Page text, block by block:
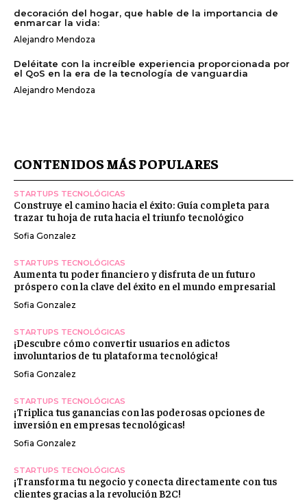
decoración del hogar, que hable de la importancia de
enmarcar la vida:
Alejandro Mendoza
Deléitate con la increíble experiencia proporcionada por
el QoS en la era de la tecnología de vanguardia
Alejandro Mendoza
CONTENIDOS MÁS POPULARES
STARTUPS TECNOLÓGICAS
Construye el camino hacia el éxito: Guía completa para
trazar tu hoja de ruta hacia el triunfo tecnológico
Sofia Gonzalez
STARTUPS TECNOLÓGICAS
Aumenta tu poder financiero y disfruta de un futuro
próspero con la clave del éxito en el mundo empresarial
Sofia Gonzalez
STARTUPS TECNOLÓGICAS
¡Descubre cómo convertir usuarios en adictos
involuntarios de tu plataforma tecnológica!
Sofia Gonzalez
STARTUPS TECNOLÓGICAS
¡Triplica tus ganancias con las poderosas opciones de
inversión en empresas tecnológicas!
Sofia Gonzalez
STARTUPS TECNOLÓGICAS
¡Transforma tu negocio y conecta directamente con tus
clientes gracias a la revolución B2C!